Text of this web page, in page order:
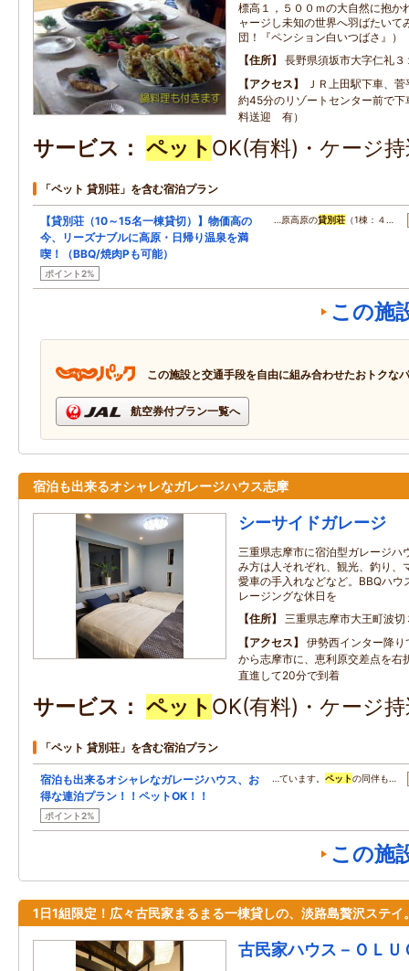
標高１，５００ｍの大自然に抱か
ャージし未知の世界へ羽ばたいて
団！『ペンション白いつばさ』）
住所
長野県須坂市大字仁礼
アクセス
ＪＲ上田駅下車、
約45分のリゾートセンター前で下
料送迎 有）
サービス ペット OK(有料)・ケージ
「ペット 貸別荘」を含む宿泊プラン
【貸別荘（10～15名一棟貸切）】物価高の
今、リーズナブルに高原・日帰り温泉を満
喫！（BBQ/焼肉Pも可能）
ポイント2%
…原高原の貸別荘 （1棟：４…
この施
この施設と交通手段を自由に組み合わせたおトクな
航空券付プラン一覧へ
宿泊も出来るオシャレなガレージハウス志摩
シーサイドガレージ
三重県志摩市に宿泊型ガレージハ
み方は人それぞれ、観光、釣り、
愛車の手入れなどなど。BBQハウ
レージングな休日を
住所
三重県志摩市大王町波
アクセス
伊勢西インター降
から志摩市に、恵利原交差点を右
直進して20分で到着
サービス ペット OK(有料)・ケージ
「ペット 貸別荘」を含む宿泊プラン
宿泊も出来るオシャレなガレージハウス、お
得な連泊プラン！！ペットOK！！
ポイント2%
…ています。 ペットの同伴も…
この施
1日1組限定！広々古民家まるまる一棟貸しの、淡路島贅沢ステイ
古民家ハウス－ＯＬＵ